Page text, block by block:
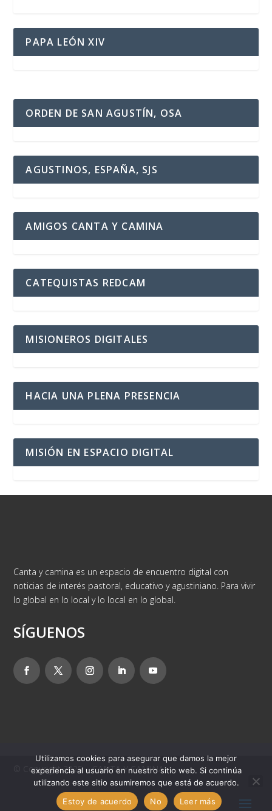
PAPA LEÓN XIV
ORDEN DE SAN AGUSTÍN, OSA
AGUSTINOS, ESPAÑA, SJS
AMIGOS CANTA Y CAMINA
CATEQUISTAS REDCAM
MISIONEROS DIGITALES
HACIA UNA PLENA PRESENCIA
MISIÓN EN ESPACIO DIGITAL
Canta y camina es un espacio de encuentro digital con
noticias de interés pastoral, educativo y agustiniano. Para vivir
lo global en lo local y lo local en lo global.
SÍGUENOS
© Copyright 2025 – CANTA Y CAMINA
Utilizamos cookies para asegurar que damos la mejor
experiencia al usuario en nuestro sitio web. Si continúa
utilizando este sitio asumiremos que está de acuerdo.
Estoy de acuerdo
No Leer más